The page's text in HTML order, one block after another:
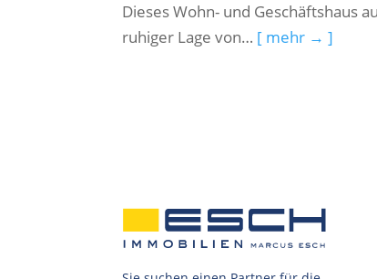
Dieses Wohn- und Geschäftshaus
ruhiger Lage von… [ mehr → ]